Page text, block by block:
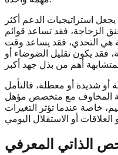
استراتيجيات الدعم أكثر
الزجاجة، فقد تساعد قوائم
هي التحدي، فقد يساعد وقت
فقد يكون تقليل الضوضاء أو
أو شديدة أو معطلة، فالتأمل
المخاوف مع متخصص مؤهل
خاصة عندما تؤثر التغيرات
الذاتي المعرفي